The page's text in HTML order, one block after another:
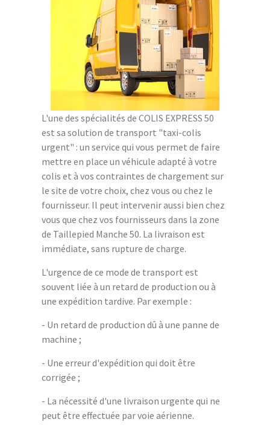
L'une des spécialités de COLIS EXPRESS 50
est sa solution de transport "taxi-colis
urgent" : un service qui vous permet de faire
mettre en place un véhicule adapté à votre
colis et à vos contraintes de chargement sur
le site de votre choix, chez vous ou chez le
fournisseur. Il peut intervenir aussi bien chez
vous que chez vos fournisseurs dans la zone
de Taillepied Manche 50. La livraison est
immédiate, sans rupture de charge.
L'urgence de ce mode de transport est
souvent liée à un retard de production ou à
une expédition tardive. Par exemple :
- Un retard de production dû à une panne de
machine ;
- Une erreur d'expédition qui doit être
corrigée ;
- La nécessité d'une livraison urgente qui ne
peut être effectuée par voie aérienne.